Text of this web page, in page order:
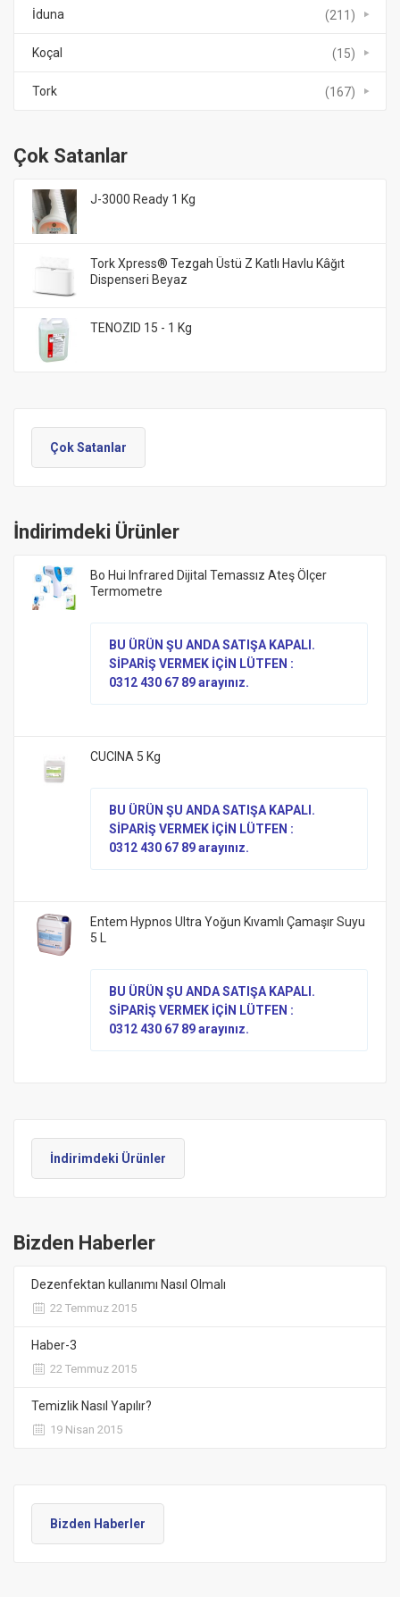
İduna (211)
Koçal (15)
Tork (167)
Çok Satanlar
J-3000 Ready 1 Kg
Tork Xpress® Tezgah Üstü Z Katlı Havlu Kâğıt
Dispenseri Beyaz
TENOZID 15 - 1 Kg
Çok Satanlar
İndirimdeki Ürünler
Bo Hui Infrared Dijital Temassız Ateş Ölçer
Termometre
BU ÜRÜN ŞU ANDA SATIŞA KAPALI.
SİPARİŞ VERMEK İÇİN LÜTFEN :
0312 430 67 89 arayınız.
CUCINA 5 Kg
BU ÜRÜN ŞU ANDA SATIŞA KAPALI.
SİPARİŞ VERMEK İÇİN LÜTFEN :
0312 430 67 89 arayınız.
Entem Hypnos Ultra Yoğun Kıvamlı Çamaşır Suyu
5 L
BU ÜRÜN ŞU ANDA SATIŞA KAPALI.
SİPARİŞ VERMEK İÇİN LÜTFEN :
0312 430 67 89 arayınız.
İndirimdeki Ürünler
Bizden Haberler
Dezenfektan kullanımı Nasıl Olmalı
22 Temmuz 2015
Haber-3
22 Temmuz 2015
Temizlik Nasıl Yapılır?
19 Nisan 2015
Bizden Haberler